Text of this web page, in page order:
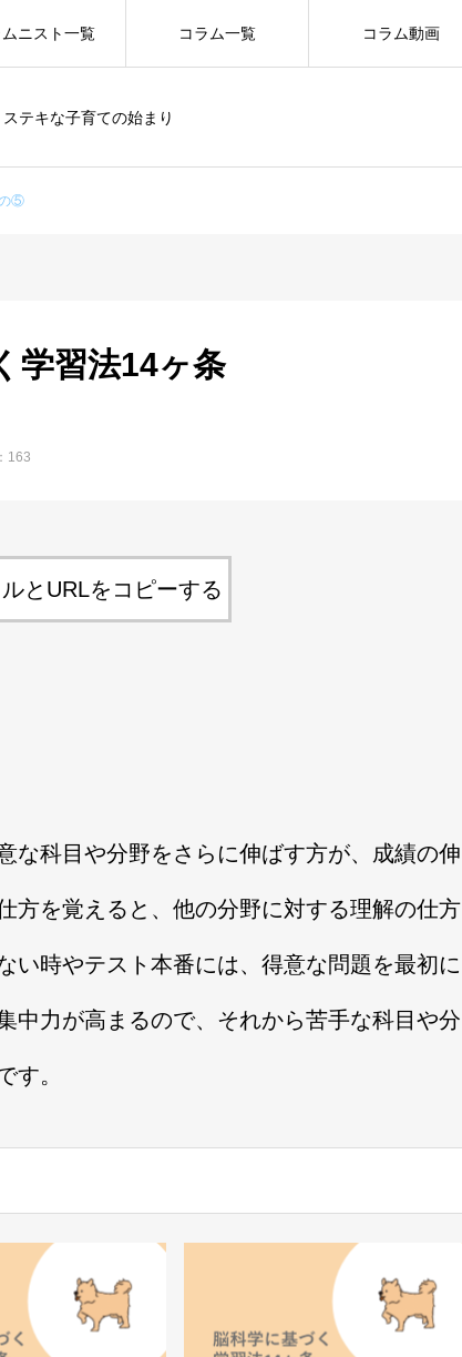
ステキな子育ての始まり
ムニスト一覧 コラム一覧 コラム動画
の⑤
学習法14ヶ条
163
とURLをコピーする
な科目や分野をさらに伸ばす方が、成績の伸
方を覚えると、他の分野に対する理解の仕方
い時やテスト本番には、得意な問題を最初に
中力が高まるので、それから苦手な科目や分
す。